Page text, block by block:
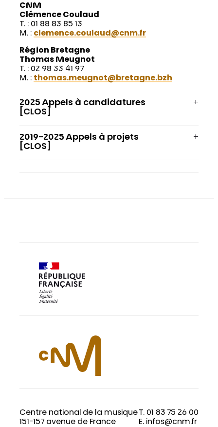
CNM
Clémence Coulaud
T. : 01 88 83 85 13
M. : clemence.coulaud@cnm.fr
Région Bretagne
Thomas Meugnot
T. : 02 98 33 41 97
M. : thomas.meugnot@bretagne.bzh
2025 Appels à candidatures
[CLOS]
2019-2025 Appels à projets
[CLOS]
Centre national de la musique
151-157 avenue de France
T. 01 83 75 26 00
E. infos@cnm.fr